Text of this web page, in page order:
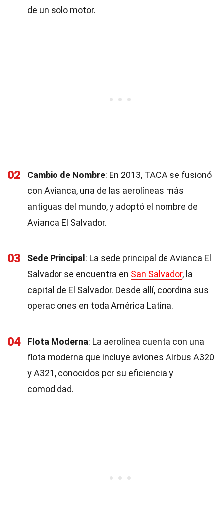
de un solo motor.
02 Cambio de Nombre: En 2013, TACA se fusionó
con Avianca, una de las aerolíneas más
antiguas del mundo, y adoptó el nombre de
Avianca El Salvador.
03 Sede Principal : La sede principal de Avianca El
Salvador se encuentra en San Salvador, la
capital de El Salvador. Desde allí, coordina sus
operaciones en toda América Latina.
04 Flota Moderna: La aerolínea cuenta con una
flota moderna que incluye aviones Airbus A320
y A321, conocidos por su eficiencia y
comodidad.